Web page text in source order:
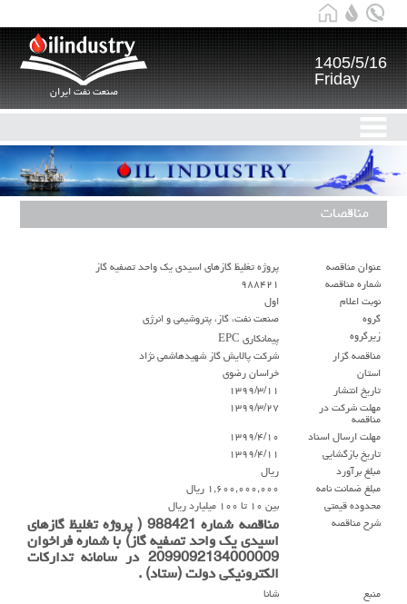
صنعت نفت ایران
1405/5/16
Friday
مناقصات
عنوان مناقصه
پروژه تغلیظ گازهای اسیدی یک واحد تصفیه گاز
شماره مناقصه
۹۸۸۴۲۱
نوبت اعلام
اول
گروه
صنعت نفت، گاز، پتروشیمی و انرژی
زيرگروه
پیمانکاری EPC
مناقصه گزار
شرکت پالایش گاز شهیدهاشمی نژاد
استان
خراسان رضوی
تاريخ انتشار
۱۳۹۹/۳/۱۱
مهلت شركت در
مناقصه
۱۳۹۹/۳/۲۷
مهلت ارسال اسناد
۱۳۹۹/۴/۱۰
تاريخ بازگشايي
۱۳۹۹/۴/۱۱
مبلغ برآورد
ریال
مبلغ ضمانت نامه
۱,۶۰۰,۰۰۰,۰۰۰ ریال
محدوده قيمتي
بين ۱۰ تا ۱۰۰ ميليارد ريال
شرح مناقصه
مناقصه شماره 988421 ( پروژه تغلیظ گازهای
اسیدی یک واحد تصفیه گاز) با شماره فراخوان
2099092134000009 در سامانه تدارکات
الکترونیکی دولت (ستاد) .
منبع
شانا